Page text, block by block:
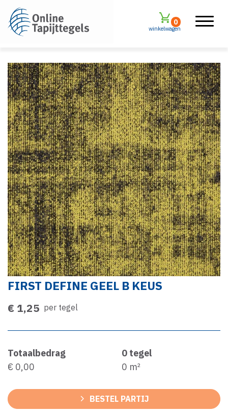
winkelwagen
0
FIRST DEFINE GEEL B KEUS
€ 1,25 per tegel
Totaalbedrag
€ 0,00
0 tegel
0 m²
BESTEL PARTIJ